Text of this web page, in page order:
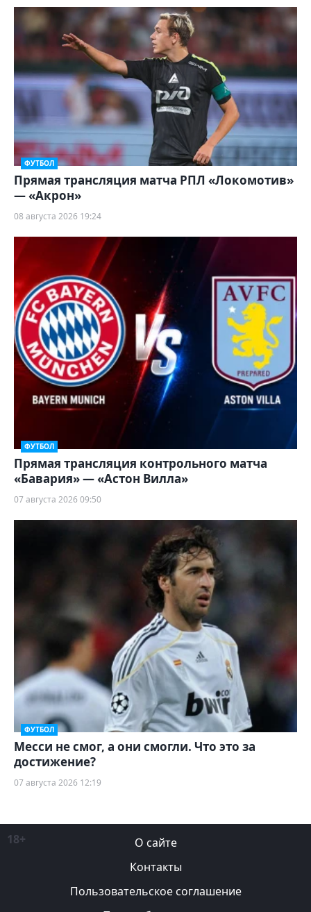
ФУТБОЛ
Прямая трансляция матча РПЛ «Локомотив»
— «Акрон»
08 августа 2026 19:24
ФУТБОЛ
Прямая трансляция контрольного матча
«Бавария» — «Астон Вилла»
07 августа 2026 09:50
ФУТБОЛ
Месси не смог, а они смогли. Что это за
достижение?
07 августа 2026 12:19
18+
О сайте
Контакты
Пользовательское соглашение